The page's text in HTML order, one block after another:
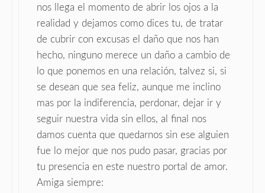
nos llega el momento de abrir los ojos a la
realidad y dejamos como dices tu, de tratar
de cubrir con excusas el daño que nos han
hecho, ninguno merece un daño a cambio de
lo que ponemos en una relación, talvez si, si
se desean que sea feliz, aunque me inclino
mas por la indiferencia, perdonar, dejar ir y
seguir nuestra vida sin ellos, al final nos
damos cuenta que quedarnos sin ese alguien
fue lo mejor que nos pudo pasar, gracias por
tu presencia en este nuestro portal de amor.
Amiga siempre: